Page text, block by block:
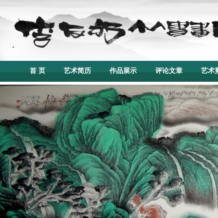
首 页 艺术简历 作品展示 评论文章 艺术